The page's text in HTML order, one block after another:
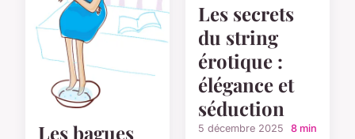
Les bagues
Les secrets
du string
érotique :
élégance et
séduction
5 décembre 2025 8 min